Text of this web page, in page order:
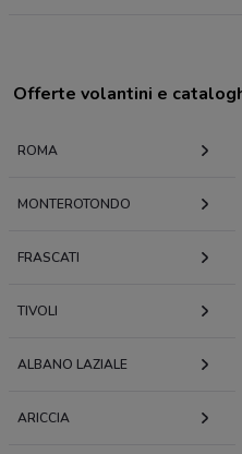
Offerte volantini e
ROMA
MONTEROTONDO
FRASCATI
TIVOLI
ALBANO LAZIALE
ARICCIA